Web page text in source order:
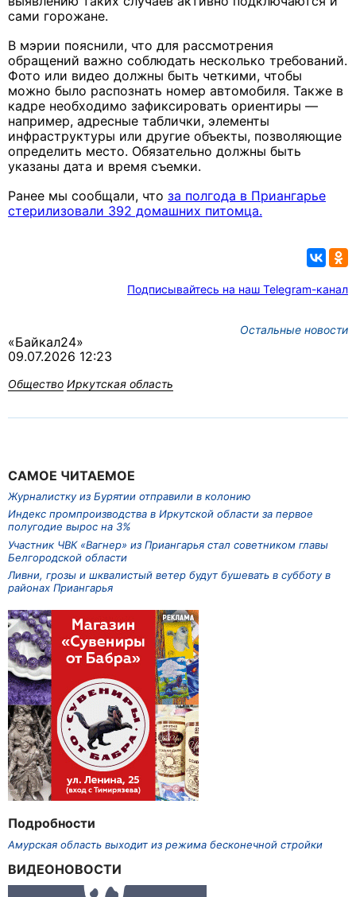
сами горожане.
В мэрии пояснили, что для рассмотрения
обращений важно соблюдать несколько требований.
Фото или видео должны быть четкими, чтобы
можно было распознать номер автомобиля. Также в
кадре необходимо зафиксировать ориентиры —
например, адресные таблички, элементы
инфраструктуры или другие объекты, позволяющие
определить место. Обязательно должны быть
указаны дата и время съемки.
Ранее мы сообщали, что за полгода в Приангарье
стерилизовали 392 домашних питомца.
Подписывайтесь на наш Telegram-канал
Остальные новости
«Байкал24»
09.07.2026 12:23
Общество Иркутская область
САМОЕ ЧИТАЕМОЕ
Журналистку из Бурятии отправили в колонию
Индекс промпроизводства в Иркутской области за первое
полугодие вырос на 3%
Участник ЧВК «Вагнер» из Приангарья стал советником главы
Белгородской области
Ливни, грозы и шквалистый ветер будут бушевать в субботу в
районах Приангарья
Подробности
Амурская область выходит из режима бесконечной стройки
ВИДЕОНОВОСТИ